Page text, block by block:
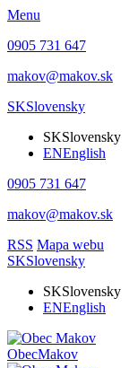
Menu
0905 731 647
makov@makov.sk
SKSlovensky
SKSlovensky
ENEnglish
0905 731 647
makov@makov.sk
RSS Mapa webu
SKSlovensky
SKSlovensky
ENEnglish
ObecMakov